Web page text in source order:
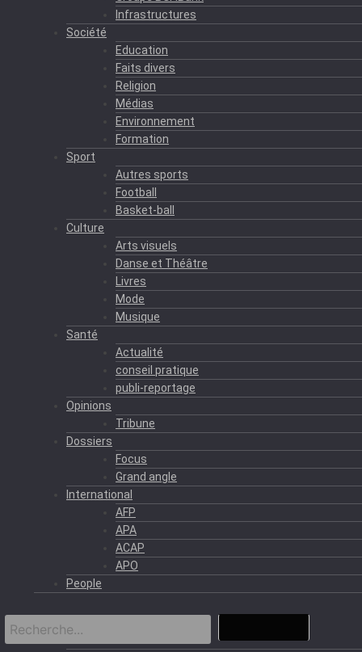
Infrastructures
Société
Education
Faits divers
Religion
Médias
Environnement
Formation
Sport
Autres sports
Football
Basket-ball
Culture
Arts visuels
Danse et Théâtre
Livres
Mode
Musique
Santé
Actualité
conseil pratique
publi-reportage
Opinions
Tribune
Dossiers
Focus
Grand angle
International
AFP
APA
ACAP
APO
People